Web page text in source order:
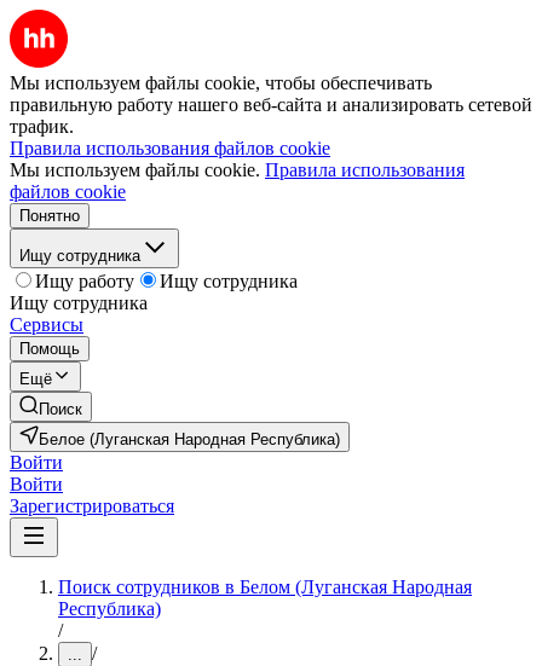
Мы используем файлы cookie, чтобы обеспечивать
правильную работу нашего веб-сайта и анализировать сетевой
трафик.
Правила использования файлов cookie
Мы используем файлы cookie. Правила использования
файлов cookie
Понятно
Ищу сотрудника
Ищу работу
Ищу сотрудника
Ищу сотрудника
Сервисы
Помощь
Ещё
Поиск
Белое (Луганская Народная Республика)
Войти
Войти
Зарегистрироваться
Поиск сотрудников в Белом (Луганская Народная
Республика)
/
... /